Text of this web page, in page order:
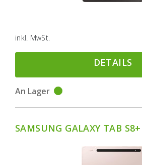
inkl. MwSt.
DETAILS
An Lager
SAMSUNG GALAXY TAB